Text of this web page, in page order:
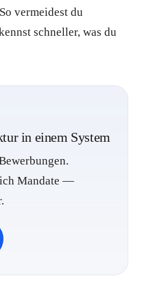
vermeidest du
schneller, was du
in einem System
Mandate —